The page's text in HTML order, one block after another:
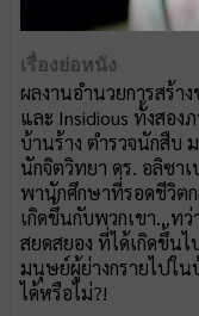
เรื่องย่อหนัง
ผลงานอำนวยการสร้า
และ Insidious ทั้งสอง
บ้านร้าง ตำรวจนักสืบ
นักจิตวิทยา ดร. อลิซาเ
พานักศึกษาที่รอดชีวิต
เกิดขึ้นกับพวกเขา...ท
สยดสยอง ที่ได้เกิดขึ้น
มนุษย์ผู้ย่างกรายไปใ
ได้หรือไม่?!